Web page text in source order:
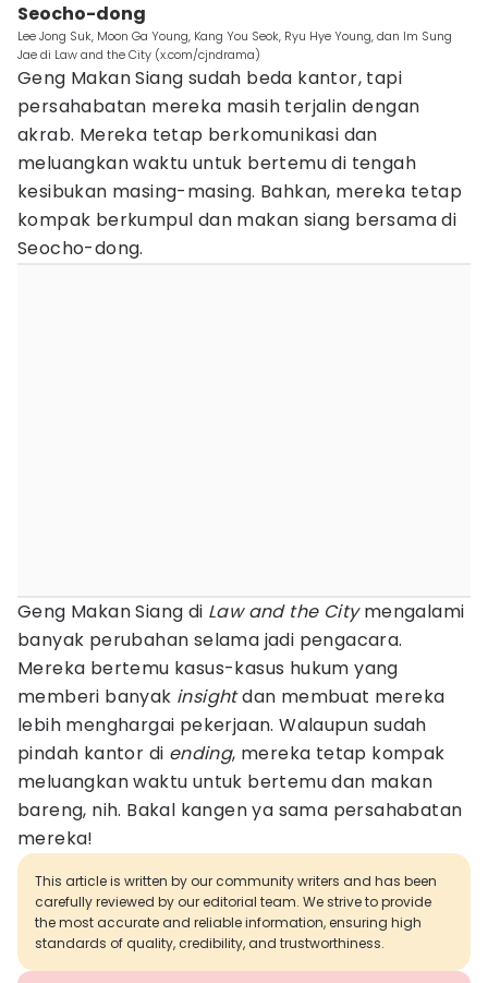
Seocho-dong
Lee Jong Suk, Moon Ga Young, Kang You Seok, Ryu Hye Young, dan Im Sung
Jae di Law and the City (x.com/cjndrama)
Geng Makan Siang sudah beda kantor, tapi
persahabatan mereka masih terjalin dengan
akrab. Mereka tetap berkomunikasi dan
meluangkan waktu untuk bertemu di tengah
kesibukan masing-masing. Bahkan, mereka tetap
kompak berkumpul dan makan siang bersama di
Seocho-dong.
Geng Makan Siang di Law and the Citymengalami
banyak perubahan selama jadi pengacara.
Mereka bertemu kasus-kasus hukum yang
memberi banyak insightdan membuat mereka
lebih menghargai pekerjaan. Walaupun sudah
pindah kantor di ending, mereka tetap kompak
meluangkan waktu untuk bertemu dan makan
bareng, nih. Bakal kangen ya sama persahabatan
mereka!
This article is written by our community writers and has been
carefully reviewed by our editorial team. We strive to provide
the most accurate and reliable information, ensuring high
standards of quality, credibility, and trustworthiness.